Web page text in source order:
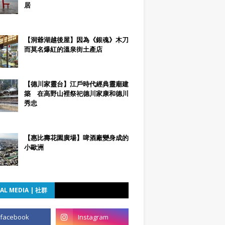
居
【洞爺湖越後屋】因為《銀魂》木刀
而莫名爆紅的溫泉街土產店
【德川家靈台】江戶時代經典靈廟建
築 在高野山裡祭祀德川家康和德川
秀忠
【惠比壽花園廣場】啤酒廠變身成的
小歐洲
MEDIA | 社群